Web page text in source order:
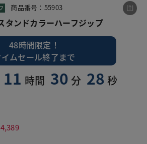
商品番号：55903
タンドカラーハーフジップ
48時間限定！
ムセール終了まで
11 時間 30 分 27 秒
4,389
ドライ・スタンドカラーハーフジップ
税込¥4,389
5.0 4レビュー